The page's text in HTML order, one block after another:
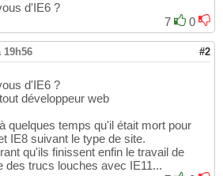
d'IE6 ?
7
0
19h56 #2
d'IE6 ?
développeur web
quelques temps qu'il était mort pour
IE8 suivant le type de site.
qu'ils finissent enfin le travail de
des trucs louches avec IE11...